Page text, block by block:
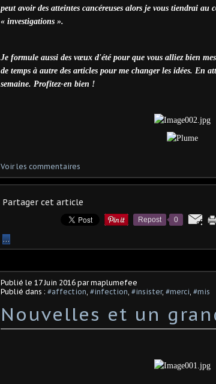
peut avoir des atteintes cancéreuses alors je vous tiendrai au
« investigations ».
Je formule aussi des vœux d'été pour que vous alliez bien
de temps à autre des articles pour me changer les idées. En
semaine. Profitez-en bien !
Voir les commentaires
Partager cet article
Repost 0
…
Publié le 17 Juin 2016 par maplumefee
Publié dans : #affection #infection #insister, #merci #mis
Nouvelles et un